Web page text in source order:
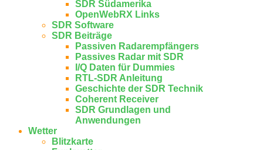
SDR Südamerika
OpenWebRX Links
SDR Software
SDR Beiträge
Passiven Radarempfängers
Passives Radar mit SDR
I/Q Daten für Dummies
RTL-SDR Anleitung
Geschichte der SDR Technik
Coherent Receiver
SDR Grundlagen und
Anwendungen
Wetter
Blitzkarte